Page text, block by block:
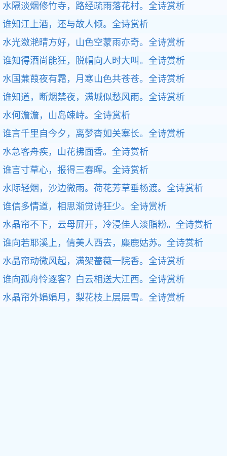
水隔淡烟修竹寺，路经疏雨落花村。 全诗赏析
谁知江上酒，还与故人倾。 全诗赏析
水光潋滟晴方好，山色空蒙雨亦奇。 全诗赏析
谁知得酒尚能狂，脱帽向人时大叫。 全诗赏析
水国蒹葭夜有霜，月寒山色共苍苍。 全诗赏析
谁知道，断烟禁夜，满城似愁风雨。 全诗赏析
水何澹澹，山岛竦峙。 全诗赏析
谁言千里自今夕，离梦杳如关塞长。 全诗赏析
水急客舟疾，山花拂面香。 全诗赏析
谁言寸草心，报得三春晖。 全诗赏析
水际轻烟，沙边微雨。荷花芳草垂杨渡。 全诗赏析
谁信多情道，相思渐觉诗狂少。 全诗赏析
水晶帘不下，云母屏开，冷浸佳人淡脂粉。 全诗赏析
谁向若耶溪上，倩美人西去，麋鹿姑苏。 全诗赏析
水晶帘动微风起，满架蔷薇一院香。 全诗赏析
谁向孤舟怜逐客？白云相送大江西。 全诗赏析
水晶帘外娟娟月，梨花枝上层层雪。 全诗赏析